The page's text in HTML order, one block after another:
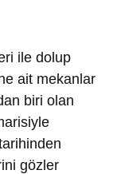
ile dolup
ait mekanlar
biri olan
gözler